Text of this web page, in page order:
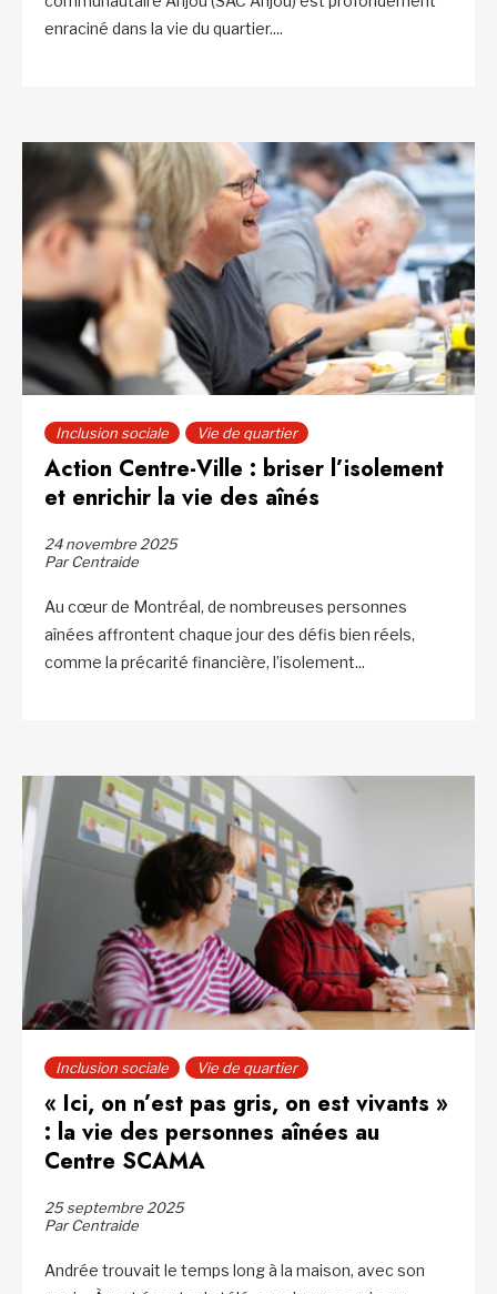
enraciné dans la vie du quartier....
Inclusion sociale Vie de quartier
Action Centre-Ville : briser l’isolement
et enrichir la vie des aînés
24 novembre 2025
Par Centraide
Au cœur de Montréal, de nombreuses personnes
aînées affrontent chaque jour des défis bien réels,
comme la précarité financière, l’isolement...
Inclusion sociale Vie de quartier
« Ici, on n’est pas gris, on est vivants »
: la vie des personnes aînées au
Centre SCAMA
25 septembre 2025
Par Centraide
Andrée trouvait le temps long à la maison, avec son